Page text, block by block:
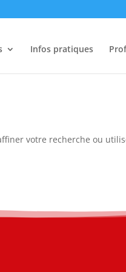
Infos pratiques
votre recherche ou